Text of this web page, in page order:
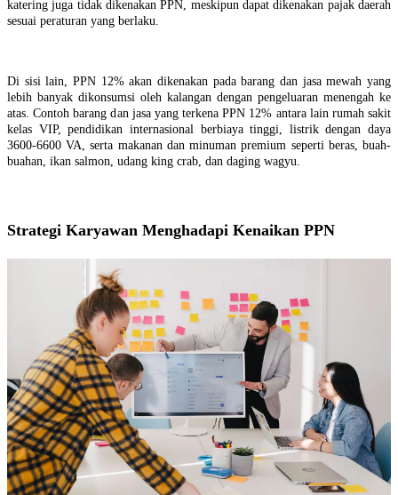
katering juga tidak dikenakan PPN, meskipun dapat dikenakan pajak daerah
sesuai peraturan yang berlaku.
Di sisi lain, PPN 12% akan dikenakan pada barang dan jasa mewah yang
lebih banyak dikonsumsi oleh kalangan dengan pengeluaran menengah ke
atas. Contoh barang dan jasa yang terkena PPN 12% antara lain rumah sakit
kelas VIP, pendidikan internasional berbiaya tinggi, listrik dengan daya
3600-6600 VA, serta makanan dan minuman premium seperti beras, buah-
buahan, ikan salmon, udang king crab, dan daging wagyu.
Strategi Karyawan Menghadapi Kenaikan PPN